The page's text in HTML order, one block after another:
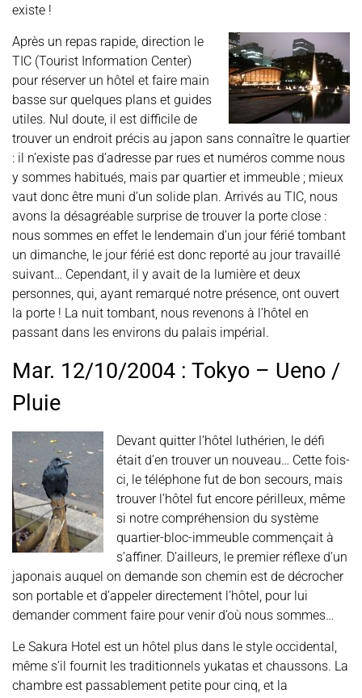
existe !
Après un repas rapide, direction le
TIC (Tourist Information Center)
pour réserver un hôtel et faire main
basse sur quelques plans et guides
utiles. Nul doute, il est difficile de
trouver un endroit précis au japon sans connaître le quartier
: il n’existe pas d’adresse par rues et numéros comme nous
y sommes habitués, mais par quartier et immeuble ; mieux
vaut donc être muni d’un solide plan. Arrivés au TIC, nous
avons la désagréable surprise de trouver la porte close :
nous sommes en effet le lendemain d’un jour férié tombant
un dimanche, le jour férié est donc reporté au jour travaillé
suivant… Cependant, il y avait de la lumière et deux
personnes, qui, ayant remarqué notre présence, ont ouvert
la porte ! La nuit tombant, nous revenons à l’hôtel en
passant dans les environs du palais impérial.
Mar. 12/10/2004 : Tokyo – Ueno /
Pluie
Devant quitter l’hôtel luthérien, le défi
était d’en trouver un nouveau… Cette fois-
ci, le téléphone fut de bon secours, mais
trouver l’hôtel fut encore périlleux, même
si notre compréhension du système
quartier-bloc-immeuble commençait à
s’affiner. D’ailleurs, le premier réflexe d’un
japonais auquel on demande son chemin est de décrocher
son portable et d’appeler directement l’hôtel, pour lui
demander comment faire pour venir d’où nous sommes…
Le Sakura Hotel est un hôtel plus dans le style occidental,
même s’il fournit les traditionnels yukatas et chaussons. La
chambre est passablement petite pour cinq, et la